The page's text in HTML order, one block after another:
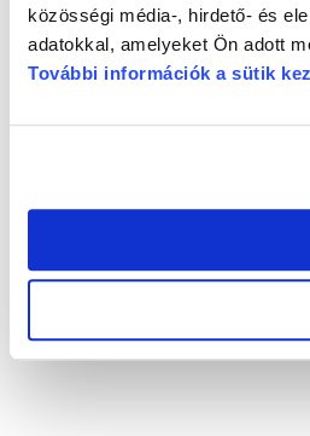
közösségi média-, hirdető- és
adatokkal, amelyeket Ön adott
További információk a sütik